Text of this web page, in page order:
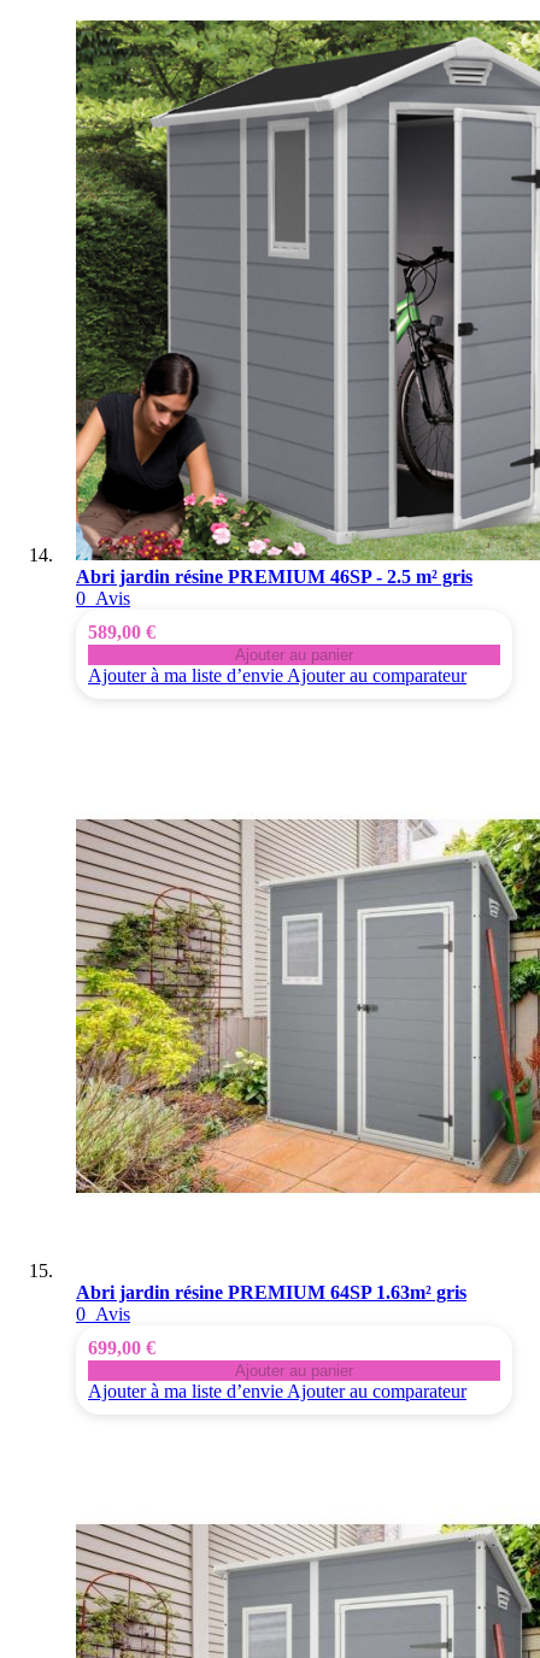
Abri jardin résine PREMIUM 46SP - 2.5 m² gris
0 Avis
589,00 €
Ajouter au panier
Ajouter à ma liste d’envie Ajouter au comparateur
Abri jardin résine PREMIUM 64SP 1.63m² gris
0 Avis
699,00 €
Ajouter au panier
Ajouter à ma liste d’envie Ajouter au comparateur